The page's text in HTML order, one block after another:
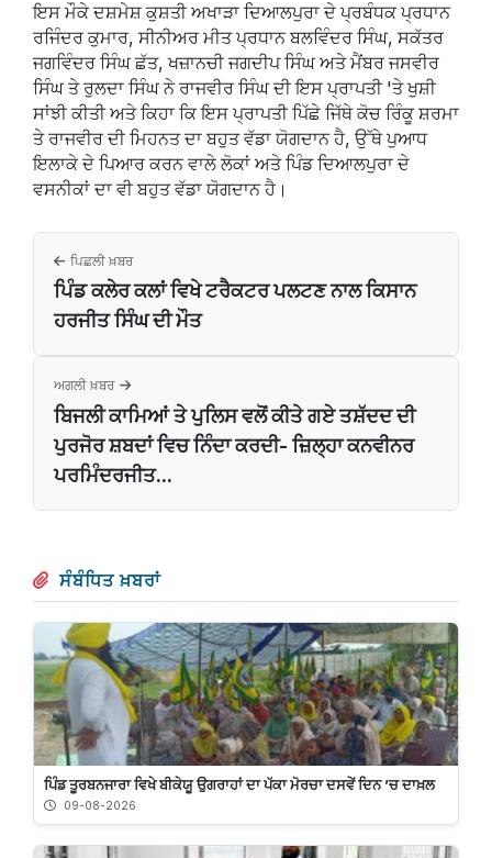
ਇਸ ਮੌਕੇ ਦਸ਼ਮੇਸ਼ ਕੁਸ਼ਤੀ ਅਖਾੜਾ ਦਿਆਲਪੁਰਾ ਦੇ ਪ੍ਰਬੰਧਕ ਪ੍ਰਧਾਨ
ਰਜਿੰਦਰ ਕੁਮਾਰ, ਸੀਨੀਅਰ ਮੀਤ ਪ੍ਰਧਾਨ ਬਲਵਿੰਦਰ ਸਿੰਘ, ਸਕੱਤਰ
ਜਗਵਿੰਦਰ ਸਿੰਘ ਛੱਤ, ਖਜ਼ਾਨਚੀ ਜਗਦੀਪ ਸਿੰਘ ਅਤੇ ਮੈਂਬਰ ਜਸਵੀਰ
ਸਿੰਘ ਤੇ ਰੁਲਦਾ ਸਿੰਘ ਨੇ ਰਾਜਵੀਰ ਸਿੰਘ ਦੀ ਇਸ ਪ੍ਰਾਪਤੀ 'ਤੇ ਖੁਸ਼ੀ
ਸਾਂਝੀ ਕੀਤੀ ਅਤੇ ਕਿਹਾ ਕਿ ਇਸ ਪ੍ਰਾਪਤੀ ਪਿੱਛੇ ਜਿੱਥੇ ਕੋਚ ਰਿੰਕੂ ਸ਼ਰਮਾ
ਤੇ ਰਾਜਵੀਰ ਦੀ ਮਿਹਨਤ ਦਾ ਬਹੁਤ ਵੱਡਾ ਯੋਗਦਾਨ ਹੈ, ਉੱਥੇ ਪੁਆਧ
ਇਲਾਕੇ ਦੇ ਪਿਆਰ ਕਰਨ ਵਾਲੇ ਲੋਕਾਂ ਅਤੇ ਪਿੰਡ ਦਿਆਲਪੁਰਾ ਦੇ
ਵਸਨੀਕਾਂ ਦਾ ਵੀ ਬਹੁਤ ਵੱਡਾ ਯੋਗਦਾਨ ਹੈ।
ਪਿਛਲੀ ਖ਼ਬਰ
ਪਿੰਡ ਕਲੇਰ ਕਲਾਂ ਵਿਖੇ ਟਰੈਕਟਰ ਪਲਟਣ ਨਾਲ ਕਿਸਾਨ
ਹਰਜੀਤ ਸਿੰਘ ਦੀ ਮੌਤ
ਅਗਲੀ ਖ਼ਬਰ
ਬਿਜਲੀ ਕਾਮਿਆਂ ਤੇ ਪੁਲਿਸ ਵਲੋਂ ਕੀਤੇ ਗਏ ਤਸ਼ੱਦਦ ਦੀ
ਪੁਰਜੋਰ ਸ਼ਬਦਾਂ ਵਿਚ ਨਿੰਦਾ ਕਰਦੀ- ਜ਼ਿਲ੍ਹਾ ਕਨਵੀਨਰ
ਪਰਮਿੰਦਰਜੀਤ...
ਸੰਬੰਧਿਤ ਖ਼ਬਰਾਂ
ਪਿੰਡ ਤੂਰਬਨਜਾਰਾ ਵਿਖੇ ਬੀਕੇਯੂ ਉਗਰਾਹਾਂ ਦਾ ਪੱਕਾ ਮੋਰਚਾ ਦਸਵੇਂ ਦਿਨ ’ਚ ਦਾਖ਼ਲ
09-08-2026